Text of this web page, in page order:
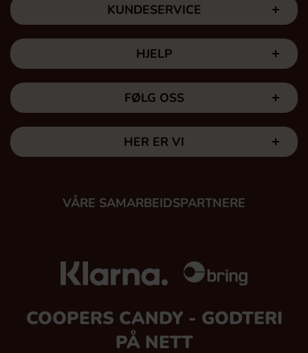
KUNDESERVICE
HJELP
FØLG OSS
HER ER VI
VÅRE SAMARBEIDSPARTNERE
COOPERS CANDY - GODTERI
PÅ NETT